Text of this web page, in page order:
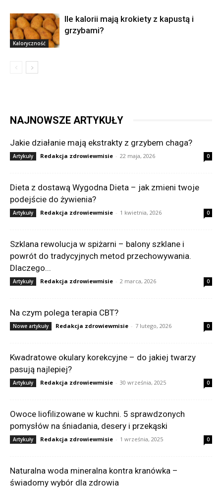
Kaloryczność
Ile kalorii mają krokiety z kapustą i
grzybami?
NAJNOWSZE ARTYKUŁY
Jakie działanie mają ekstrakty z grzybem chaga?
Artykuły Redakcja zdrowiewmisie - 22 maja, 2026 0
Dieta z dostawą Wygodna Dieta – jak zmieni twoje
podejście do żywienia?
Artykuły Redakcja zdrowiewmisie - 1 kwietnia, 2026 0
Szklana rewolucja w spiżarni – balony szklane i
powrót do tradycyjnych metod przechowywania.
Dlaczego...
Artykuły Redakcja zdrowiewmisie - 2 marca, 2026 0
Na czym polega terapia CBT?
Nowe artykuły Redakcja zdrowiewmisie - 7 lutego, 2026 0
Kwadratowe okulary korekcyjne – do jakiej twarzy
pasują najlepiej?
Artykuły Redakcja zdrowiewmisie - 30 września, 2025 0
Owoce liofilizowane w kuchni. 5 sprawdzonych
pomysłów na śniadania, desery i przekąski
Artykuły Redakcja zdrowiewmisie - 1 września, 2025 0
Naturalna woda mineralna kontra kranówka –
świadomy wybór dla zdrowia